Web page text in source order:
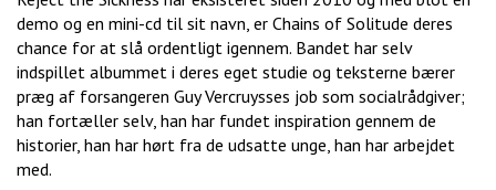
demo og en mini-cd til sit navn, er Chains of Solitude deres
chance for at slå ordentligt igennem. Bandet har selv
indspillet albummet i deres eget studie og teksterne bærer
præg af forsangeren Guy Vercruysses job som socialrådgiver;
han fortæller selv, han har fundet inspiration gennem de
historier, han har hørt fra de udsatte unge, han har arbejdet
med.